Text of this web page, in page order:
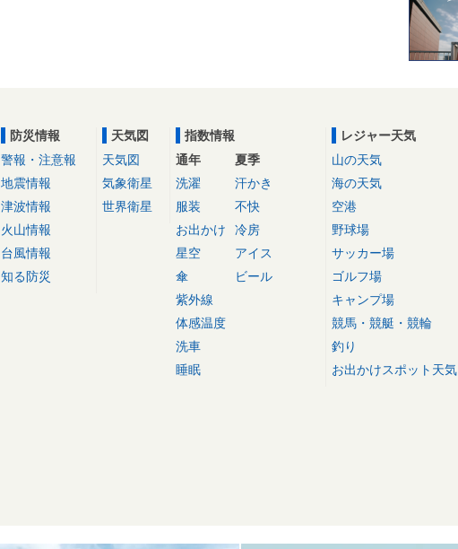
防災情報
警報・注意報
地震情報
津波情報
火山情報
台風情報
知る防災
天気図
天気図
気象衛星
世界衛星
指数情報
通年
洗濯
服装
お出かけ
星空
傘
紫外線
体感温度
洗車
睡眠
夏季
汗かき
不快
冷房
アイス
ビール
レジャー天気
山の天気
海の天気
空港
野球場
サッカー場
ゴルフ場
キャンプ場
競馬・競艇・競輪
釣り
お出かけスポット天気